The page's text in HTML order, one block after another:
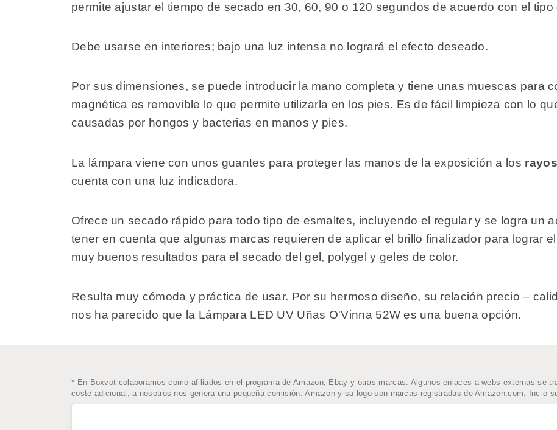
permite ajustar el tiempo de secado en 30, 60, 90 o 120 segundos de acuerdo con el
Debe usarse en interiores; bajo una luz intensa no logrará el efecto deseado.
Por sus dimensiones, se puede introducir la mano completa y tiene unas muescas para
magnética es removible lo que permite utilizarla en los pies. Es de fácil limpieza con lo
causadas por hongos y bacterias en manos y pies.
La lámpara viene con unos guantes para proteger las manos de la exposición a los
cuenta con una luz indicadora.
Ofrece un secado rápido para todo tipo de esmaltes, incluyendo el regular y se logra un
tener en cuenta que algunas marcas requieren de aplicar el brillo finalizador para lograr
muy buenos resultados para el secado del gel, polygel y geles de color.
Resulta muy cómoda y práctica de usar. Por su hermoso diseño, su relación precio –
nos ha parecido que la Lámpara LED UV Uñas O'Vinna 52W es una buena opción.
* En Boxvot colaboramos como afiliados en el programa de Amazon, Ebay y otras marcas. Algunos enlaces a webs externas se
coste adicional, a nosotros nos genera una pequeña comisión. Amazon y su logo son marcas registradas de Amazon.com, Inc o